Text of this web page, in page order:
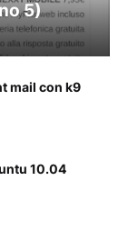
5)
mail con k9
10.04